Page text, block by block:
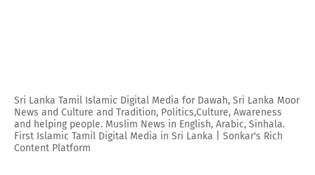
Sri Lanka Tamil Islamic Digital Media for Dawah, Sri Lanka Moor
News and Culture and Tradition, Politics,Culture, Awareness
and helping people. Muslim News in English, Arabic, Sinhala.
First Islamic Tamil Digital Media in Sri Lanka | Sonkar's Rich
Content Platform